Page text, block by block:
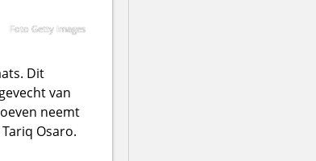
Foto Getty Images
Dit
van
neemt
Osaro.